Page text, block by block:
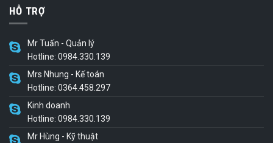
HỖ TRỢ
Mr Tuấn - Quản lý
Hotline: 0984.330.139
Mrs Nhung - Kế toán
Hotline: 0364.458.297
Kinh doanh
Hotline: 0984.330.139
Mr Hùng - Kỹ thuật